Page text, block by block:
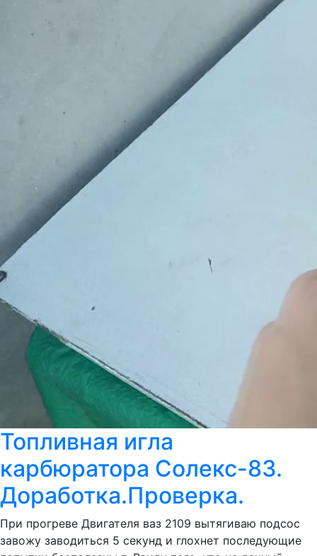
Топливная игла
карбюратора Солекс-83.
Доработка.Проверка.
При прогреве Двигателя ваз 2109 вытягиваю подсос
завожу заводиться 5 секунд и глохнет последующие